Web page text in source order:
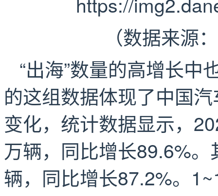
（数据来源
“出海”数量的高增长中
的这组数据体现了中国
变化，统计数据显示，
万辆，同比增长89.6%
辆，同比增长87.2%。